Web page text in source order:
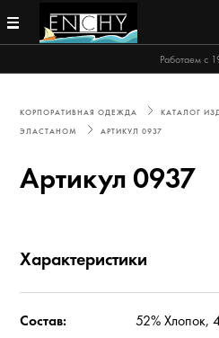
Работаем с
КОРПОРАТИВНАЯ ОДЕЖДА КАТАЛОГ
ЭЛАСТАНОМ
АРТИКУЛ 0937
Артикул 0937
Характеристики
Состав: 52% Хлопок,